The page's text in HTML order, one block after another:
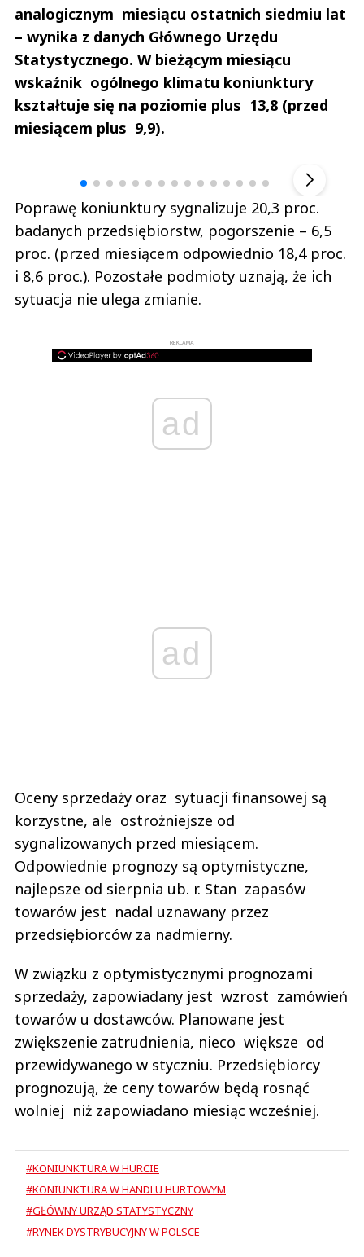
analogicznym miesiącu ostatnich siedmiu lat
– wynika z danych Głównego Urzędu
Statystycznego. W bieżącym miesiącu
wskaźnik ogólnego klimatu koniunktury
kształtuje się na poziomie plus 13,8 (przed
miesiącem plus 9,9).
Poprawę koniunktury sygnalizuje 20,3 proc.
badanych przedsiębiorstw, pogorszenie – 6,5
proc. (przed miesiącem odpowiednio 18,4 proc.
i 8,6 proc.). Pozostałe podmioty uznają, że ich
sytuacja nie ulega zmianie.
REKLAMA
ad
ad
Oceny sprzedaży oraz sytuacji finansowej są
korzystne, ale ostrożniejsze od
sygnalizowanych przed miesiącem.
Odpowiednie prognozy są optymistyczne,
najlepsze od sierpnia ub. r. Stan zapasów
towarów jest nadal uznawany przez
przedsiębiorców za nadmierny.
W związku z optymistycznymi prognozami
sprzedaży, zapowiadany jest wzrost zamówień
towarów u dostawców. Planowane jest
zwiększenie zatrudnienia, nieco większe od
przewidywanego w styczniu. Przedsiębiorcy
prognozują, że ceny towarów będą rosnąć
wolniej niż zapowiadano miesiąc wcześniej.
#KONIUNKTURA W HURCIE
#KONIUNKTURA W HANDLU HURTOWYM
#GŁÓWNY URZĄD STATYSTYCZNY
#RYNEK DYSTRYBUCYJNY W POLSCE
Andrzej i Marta Sterniccy